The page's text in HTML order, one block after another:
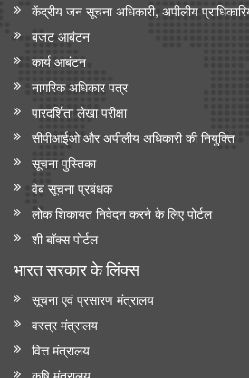
केंद्रीय जन सूचना अधिकारी, अपीलीय
बजट आबंटन
कार्य आबंटन
नागरिक अधिकार पत्र
पारदर्शिता लेखा परीक्षा
सीपीआईओ और अपी‍लीय अधिकारी की नियुक्ति
सूचना पुस्तिका
वेब सूचना प्रबंधक
लोक शिकायत निवेदन करने के लिए पोर्टल
शी बॉक्स पोर्टल
भारत सरकार के लिंक्‍स
सूचना एवं प्रसारण मंत्रालय
वस्त्र मंत्रालय
वित्त मंत्रालय